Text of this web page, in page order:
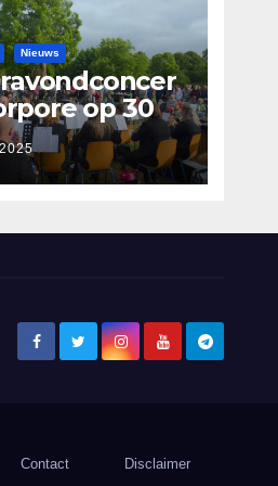
Nieuws
op 30
Contact Disclaimer